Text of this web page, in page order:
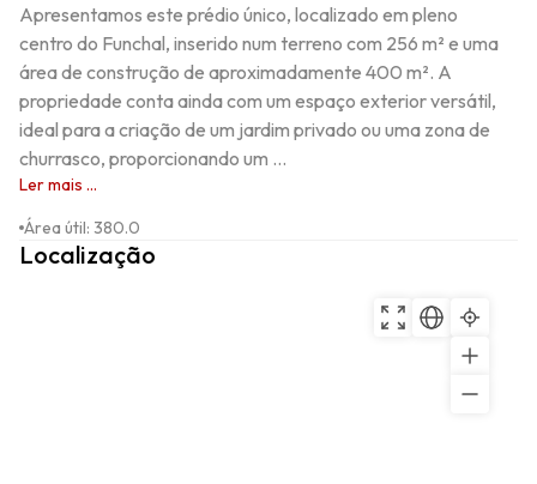
Apresentamos este prédio único, localizado em pleno
centro do Funchal, inserido num terreno com 256 m² e uma
área de construção de aproximadamente 400 m². A
propriedade conta ainda com um espaço exterior versátil,
ideal para a criação de um jardim privado ou uma zona de
churrasco, proporcionando um ...
Ler mais ...
Área útil: 380.0
Localização